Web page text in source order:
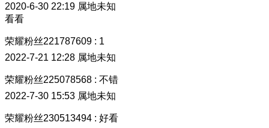
2020-6-30 22:19 属地未知
看看
荣耀粉丝221787609 : 1
2022-7-21 12:28 属地未知
荣耀粉丝225078568 : 不错
2022-7-30 15:53 属地未知
荣耀粉丝230513494 : 好看